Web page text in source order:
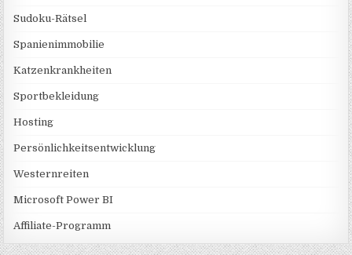
Sudoku-Rätsel
Spanienimmobilie
Katzenkrankheiten
Sportbekleidung
Hosting
Persönlichkeitsentwicklung
Westernreiten
Microsoft Power BI
Affiliate-Programm